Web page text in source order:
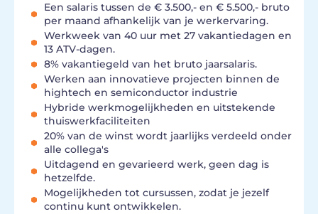
Een salaris tussen de € 3.500,- en € 5.500,- bruto
per maand afhankelijk van je werkervaring.
Werkweek van 40 uur met 27 vakantiedagen en
13 ATV-dagen.
8% vakantiegeld van het bruto jaarsalaris.
Werken aan innovatieve projecten binnen de
hightech en semiconductor industrie
Hybride werkmogelijkheden en uitstekende
thuiswerkfaciliteiten
20% van de winst wordt jaarlijks verdeeld onder
alle collega's
Uitdagend en gevarieerd werk, geen dag is
hetzelfde.
Mogelijkheden tot cursussen, zodat je jezelf
continu kunt ontwikkelen.